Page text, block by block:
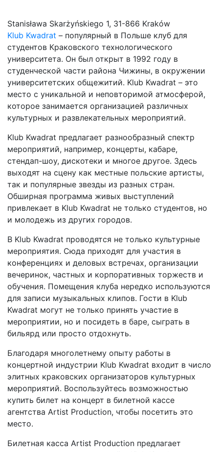
Stanisława Skarżyńskiego 1, 31-866 Kraków
Klub Kwadrat – популярный в Польше клуб для
студентов Краковского технологического
университета. Он был открыт в 1992 году в
студенческой части района Чижины, в окружении
университетских общежитий. Klub Kwadrat – это
место с уникальной и неповторимой атмосферой,
которое занимается организацией различных
культурных и развлекательных мероприятий.
Klub Kwadrat предлагает разнообразный спектр
мероприятий, например, концерты, кабаре,
стендап-шоу, дискотеки и многое другое. Здесь
выходят на сцену как местные польские артисты,
так и популярные звезды из разных стран.
Обширная программа живых выступлений
привлекает в Klub Kwadrat не только студентов, но
и молодежь из других городов.
В Klub Kwadrat проводятся не только культурные
мероприятия. Сюда приходят для участия в
конференциях и деловых встречах, организации
вечеринок, частных и корпоративных торжеств и
обучения. Помещения клуба нередко используются
для записи музыкальных клипов. Гости в Klub
Kwadrat могут не только принять участие в
мероприятии, но и посидеть в баре, сыграть в
бильярд или просто отдохнуть.
Благодаря многолетнему опыту работы в
концертной индустрии Klub Kwadrat входит в число
элитных краковских организаторов культурных
мероприятий. Воспользуйтесь возможностью
купить билет на концерт в билетной кассе
агентства Artist Production, чтобы посетить это
место.
Билетная касса Artist Production предлагает